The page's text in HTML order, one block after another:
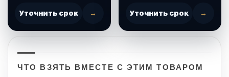
Уточнить срок → Уточнить срок →
ЧТО ВЗЯТЬ ВМЕСТЕ С ЭТИМ ТОВАРОМ